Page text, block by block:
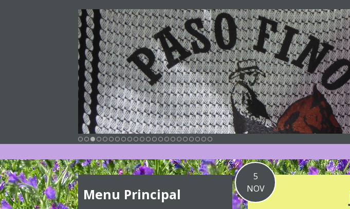
5
NOV
Menu Principal